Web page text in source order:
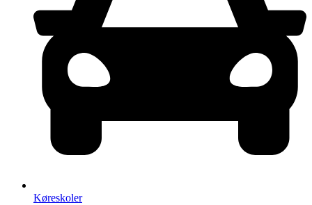
Køreskoler